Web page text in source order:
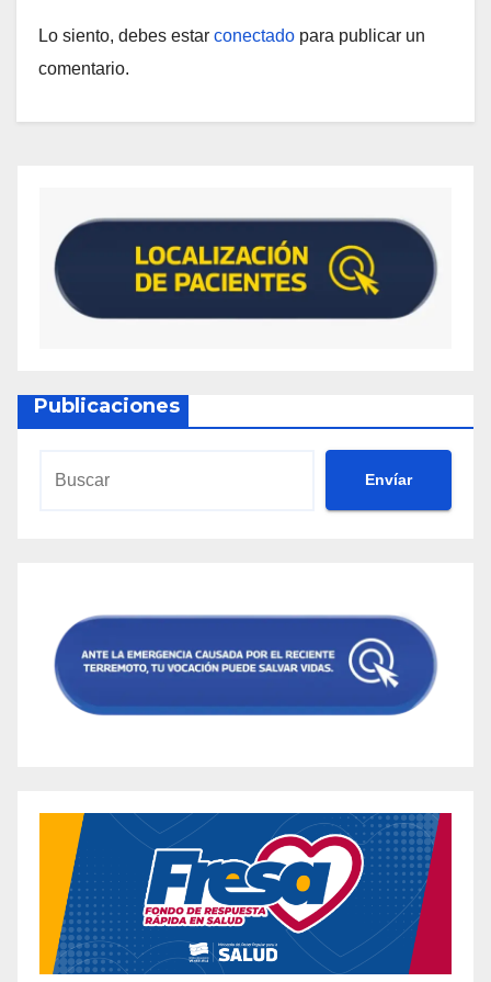
Lo siento, debes estar conectado para publicar un
comentario.
Publicaciones
Envíar